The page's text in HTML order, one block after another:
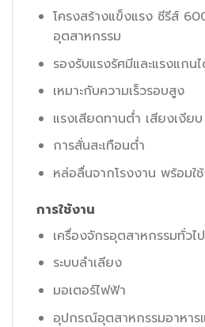
โครงสร้างแข็งแรง ซีรีส์
อุตสาหกรรม
รองรับแรงรัศมีและแรงแก
เหมาะกับความเร็วรอบสูง
แรงเสียดทานต่ำ เสียงเงียบ
การสั่นสะเทือนต่ำ
หล่อลื่นจากโรงงาน พร้อมใ
การใช้งาน
เครื่องจักรอุตสาหกรรมทั่วไป
ระบบลำเลียง
มอเตอร์ไฟฟ้า
อุปกรณ์อุตสาหกรรมอาหาร